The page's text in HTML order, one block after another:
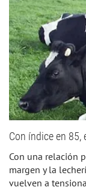
Con índice en 85,
Con una relación
margen y la
vuelven a